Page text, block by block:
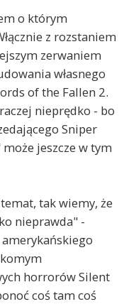
o którym
z rozstaniem
zerwaniem
własnego
of the Fallen 2.
nieprędko - bo
Sniper
jeszcze w tym
tak wiemy, że
nieprawda" -
horrorów Silent
coś tam coś